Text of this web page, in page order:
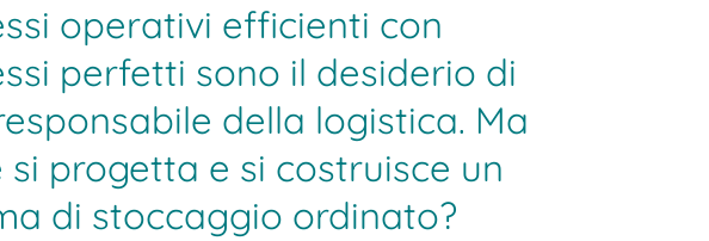
operativi efficienti con
perfetti sono il desiderio di
della logistica. Ma
si progetta e si costruisce un
di stoccaggio ordinato?